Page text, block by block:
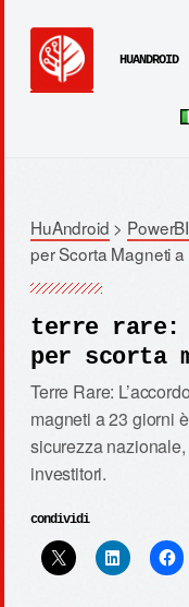
HUANDROID
HuAndroid >
per Scorta Magneti
terre rare:
per scorta
Terre Rare:
magneti a 23 giorni
sicurezza
investitori.
condividi